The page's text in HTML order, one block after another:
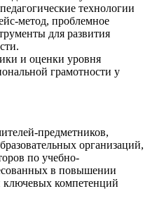
технологии
метод, проблемное
для развития
и оценки уровня
грамотности у
предметников,
организаций,
по учебно-
в повышении
ключевых компетенций